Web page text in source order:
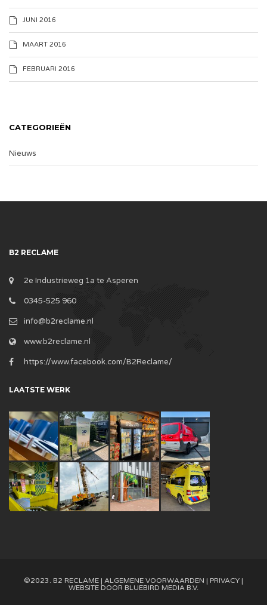
JUNI 2016
MAART 2016
FEBRUARI 2016
CATEGORIEËN
Nieuws
B2 RECLAME
2e Industrieweg 1a te Asperen
0345-525 960
info@b2reclame.nl
www.b2reclame.nl
https://www.facebook.com/B2Reclame/
LAATSTE WERK
©2023. B2 RECLAME | ALGEMENE VOORWAARDEN | PRIVACY |
WEBSITE DOOR BLUEBIRD MEDIA B.V.